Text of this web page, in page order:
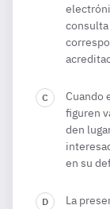
Cuando
figuren
den
en su
La